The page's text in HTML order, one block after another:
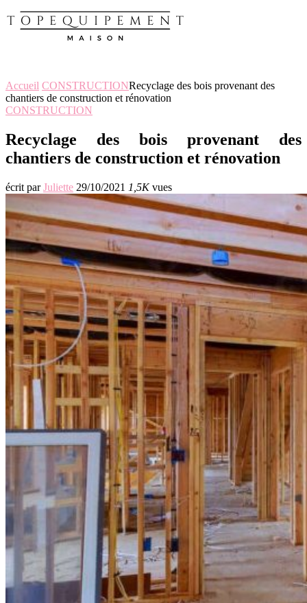
Accueil CONSTRUCTIONRecyclage des bois provenant des
chantiers de construction et rénovation
CONSTRUCTION
Recyclage des bois provenant des
chantiers de construction et rénovation
écrit parJuliette 29/10/2021 1,5Kvues